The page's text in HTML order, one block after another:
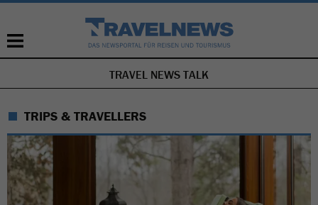
NAVIGATION
ÜBERSPRINGEN
TRAVEL NEWS TALK
TRIPS & TRAVELLERS